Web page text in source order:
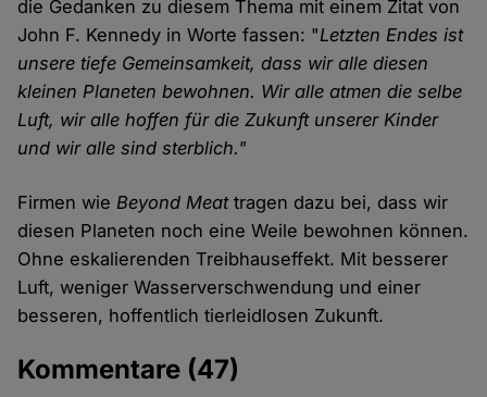
die Gedanken zu diesem Thema mit einem Zitat von
John F. Kennedy in Worte fassen: "Letzten Endes ist
unsere tiefe Gemeinsamkeit, dass wir alle diesen
kleinen Planeten bewohnen. Wir alle atmen die selbe
Luft, wir alle hoffen für die Zukunft unserer Kinder
und wir alle sind sterblich."
Firmen wieBeyond Meattragen dazu bei, dass wir
diesen Planeten noch eine Weile bewohnen können.
Ohne eskalierenden Treibhauseffekt. Mit besserer
Luft, weniger Wasserverschwendung und einer
besseren, hoffentlich tierleidlosen Zukunft.
Kommentare (47)